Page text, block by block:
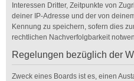
Interessen Dritter, Zeitpunkte von
deiner IP-Adresse und der von
Kennung zu speichern, sofern dies
rechtlichen Nachverfolgbarkeit
Regelungen bezüglich der
Zweck eines Boards ist es, einen